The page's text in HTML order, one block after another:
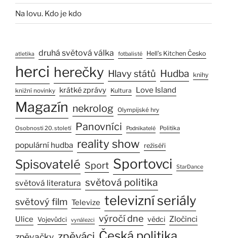
Na lovu. Kdo je kdo
atletika druhá světová válka fotbalisté Hell’s Kitchen Česko
herci herečky Hlavy států Hudba knihy
knižní novinky krátké zprávy Kultura Love Island
Magazín nekrolog Olympijské hry
Osobnosti 20. století Panovníci Podnikatelé Politika
populární hudba reality show režiséři
Spisovatelé Sport Sportovci StarDance
světová literatura světová politika
světový film Televize televizní seriály
Ulice Vojevůdci vynálezci výročí dne vědci Zločinci